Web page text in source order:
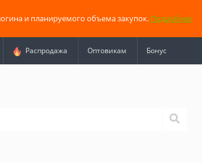
и планируемого объема закупок. Подробнее
Распродажа Оптовикам Бонус